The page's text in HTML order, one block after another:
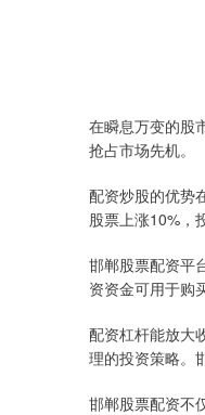
在瞬息万变的股
抢占市场先机。
配资炒股的优势
股票上涨10%，
邯郸股票配资平
资资金可用于购
配资杠杆能放大
理的投资策略。
邯郸股票配资不